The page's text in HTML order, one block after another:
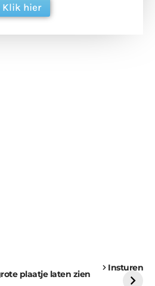
Klik hier
Insturen
plaatje laten zien
uitdaging